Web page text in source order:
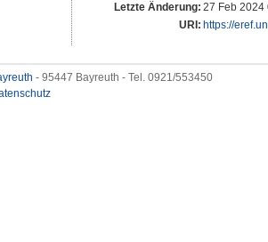
Letzte Änderung: 27 Feb 2024
URI: https://
- 95447 Bayreuth - Tel. 0921/553450